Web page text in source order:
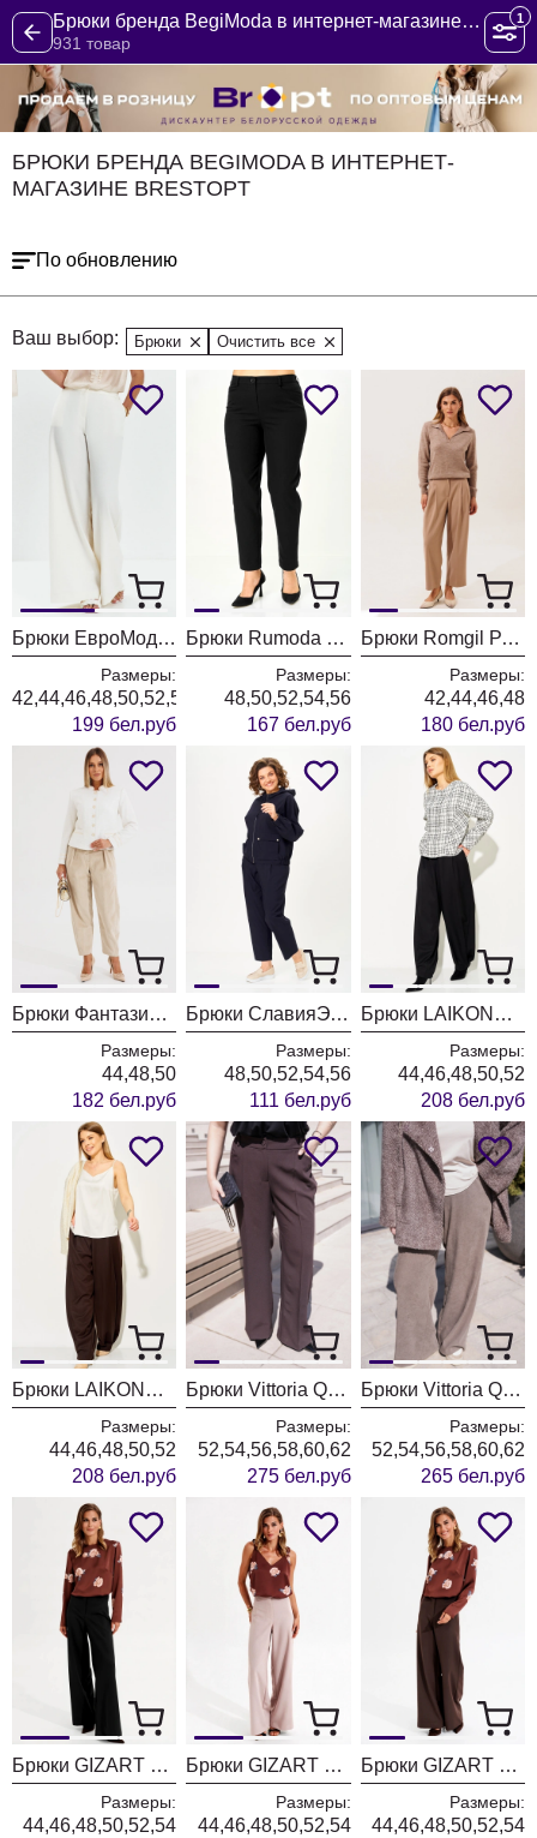
Брюки бренда BegiModa в интернет-магазине BrestOpt
931 товар
1
БРЮКИ БРЕНДА BEGIMODA В ИНТЕРНЕТ-
МАГАЗИНЕ BRESTOPT
По обновлению
Ваш выбор: Брюки Очистить все
Брюки ЕвроМода 765 молочный
Размеры:
42,44,46,48,50,52,54,56
199 бел.руб
Брюки Rumoda 2289 черные
Размеры:
48,50,52,54,56
167 бел.руб
Брюки Romgil РТ0202-ВИ5 бежевый
Размеры:
42,44,46,48
180 бел.руб
Брюки Фантазия Мод 5534-1
Размеры:
44,48,50
182 бел.руб
Брюки СлавияЭлит 572 синий
Размеры:
48,50,52,54,56
111 бел.руб
Брюки LAIKONY L-974-2 черный
Размеры:
44,46,48,50,52
208 бел.руб
Брюки LAIKONY L-974-2 коричневый
Размеры:
44,46,48,50,52
208 бел.руб
Брюки Vittoria Queen 30853/1 шоколадный
Размеры:
52,54,56,58,60,62
275 бел.руб
Брюки Vittoria Queen 30823 капучино
Размеры:
52,54,56,58,60,62
265 бел.руб
Брюки GIZART 35204 черный
Размеры:
44,46,48,50,52,54
Брюки GIZART 35204 пудра
Размеры:
44,46,48,50,52,54
Брюки GIZART 35204 шоколадный
Размеры:
44,46,48,50,52,54